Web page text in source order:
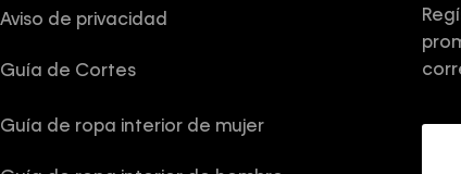
Aviso de privacidad
Guía de Cortes
Guía de ropa interior de mujer